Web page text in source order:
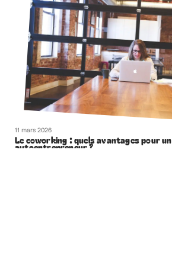
11 mars 2026
Le coworking : quels avantages pour un
autoentrepreneur ?